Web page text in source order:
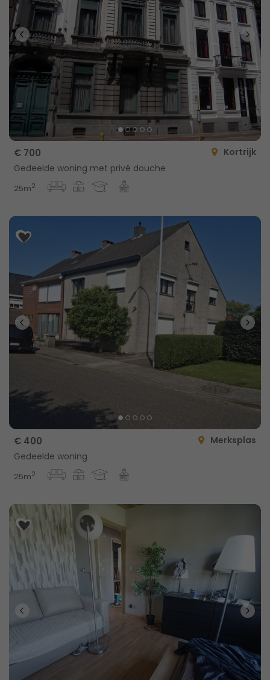
€ 700
Kortrijk
Gedeelde woning met privé douche
25m2
€ 400
Merksplas
Gedeelde woning
25m2